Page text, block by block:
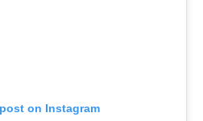
on Instagram